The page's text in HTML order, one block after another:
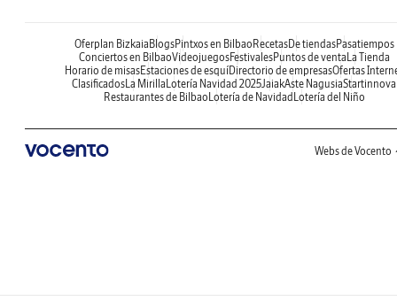
Oferplan Bizkaia BlogsPintxos en Bilbao RecetasDe tiendasPasatiempos
Conciertos en BilbaoVideojuegosFestivalesPuntos de venta La Tienda
Horario de misasEstaciones de esquíDirectorio de empresasOfertas
Clasificados La Mirilla Lotería Navidad 2025JaiakAste NagusiaStartinnova
Restaurantes de Bilbao Lotería de Navidad Lotería del Niño
Webs de Vocento